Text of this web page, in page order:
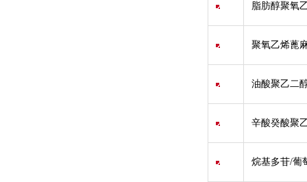
脂肪醇聚氧
聚氧乙烯蓖
油酸聚乙二
辛酸癸酸聚
烷基多苷/葡